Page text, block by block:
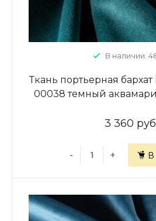
В наличии:
Ткань портьерная
00038 темный
3 360
- + В